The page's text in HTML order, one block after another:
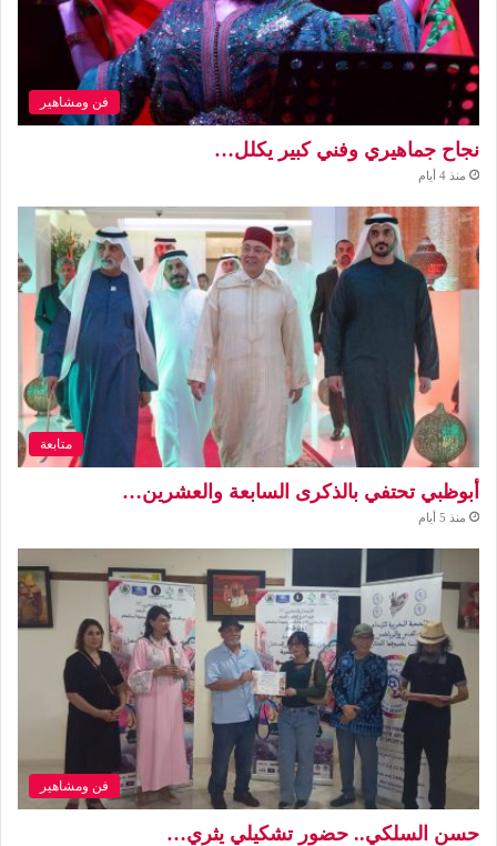
فن ومشاهير
نجاح جماهيري وفني كبير يكلل…
منذ 4 أيام
متابعة
أبوظبي تحتفي بالذكرى السابعة والعشرين…
منذ 5 أيام
فن ومشاهير
حسن السلكي.. حضور تشكيلي يثري…